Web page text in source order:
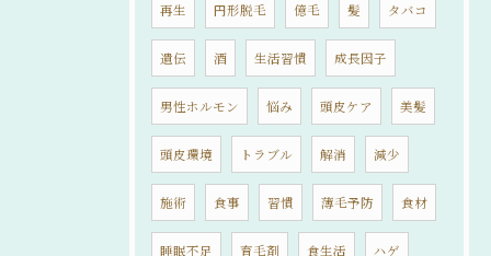
再生 円形脱毛 億毛 髪 タバコ
遺伝 酒 生活習慣 成長因子
男性ホルモン 悩み 頭皮ケア 美髪
頭皮環境 トラブル 解消 減少
施術 食事 習慣 薄毛予防 食材
睡眠不足 育毛剤 食生活 ハゲ